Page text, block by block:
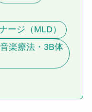
ージ（MLD）
楽療法・3B体